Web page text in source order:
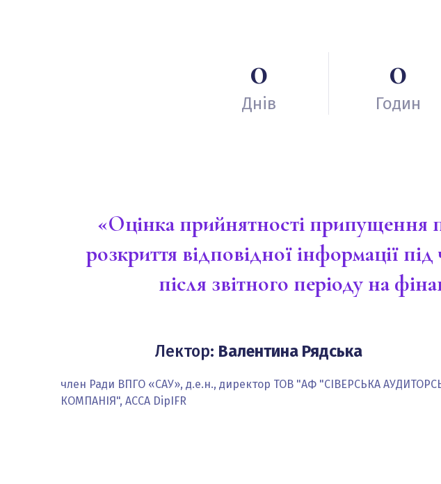
0
Днів
0
Годин
«Оцінка прийнятності припущення
розкриття відповідної інформації
після звітного періоду на
Лектор: Валентина Рядська
член Ради ВПГО «САУ», д.е.н., директор ТОВ "АФ "СІВЕРСЬКА
КОМПАНІЯ", ACCA DipIFR